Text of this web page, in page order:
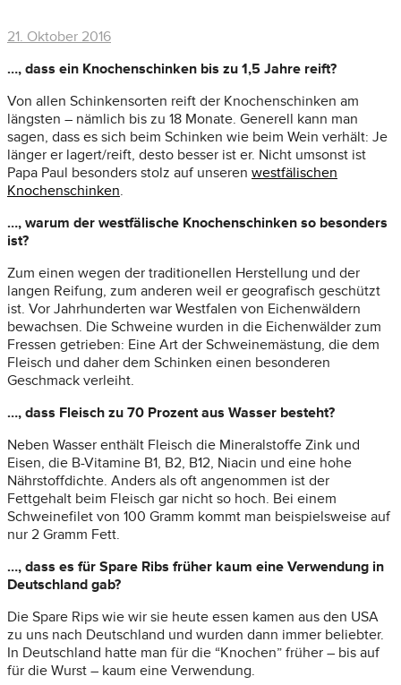
21. Oktober 2016
…, dass ein Knochenschinken bis zu 1,5 Jahre reift?
Von allen Schinkensorten reift der Knochenschinken am
längsten – nämlich bis zu 18 Monate. Generell kann man
sagen, dass es sich beim Schinken wie beim Wein verhält: Je
länger er lagert/reift, desto besser ist er. Nicht umsonst ist
Papa Paul besonders stolz auf unseren westfälischen
Knochenschinken.
…, warum der westfälische Knochenschinken so besonders
ist?
Zum einen wegen der traditionellen Herstellung und der
langen Reifung, zum anderen weil er geografisch geschützt
ist. Vor Jahrhunderten war Westfalen von Eichenwäldern
bewachsen. Die Schweine wurden in die Eichenwälder zum
Fressen getrieben: Eine Art der Schweinemästung, die dem
Fleisch und daher dem Schinken einen besonderen
Geschmack verleiht.
…, dass Fleisch zu 70 Prozent aus Wasser besteht?
Neben Wasser enthält Fleisch die Mineralstoffe Zink und
Eisen, die B-Vitamine B1, B2, B12, Niacin und eine hohe
Nährstoffdichte. Anders als oft angenommen ist der
Fettgehalt beim Fleisch gar nicht so hoch. Bei einem
Schweinefilet von 100 Gramm kommt man beispielsweise auf
nur 2 Gramm Fett.
…, dass es für Spare Ribs früher kaum eine Verwendung in
Deutschland gab?
Die Spare Rips wie wir sie heute essen kamen aus den USA
zu uns nach Deutschland und wurden dann immer beliebter.
In Deutschland hatte man für die “Knochen” früher – bis auf
für die Wurst – kaum eine Verwendung.